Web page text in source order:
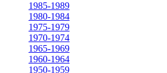
1985-1989
1980-1984
1975-1979
1970-1974
1965-1969
1960-1964
1950-1959